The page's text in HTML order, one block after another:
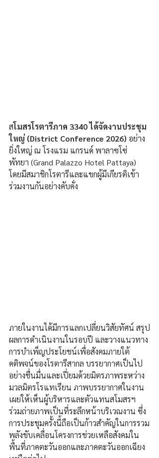
​สโมสรโรตารีภาค 3340 ได้จัดงานประชุม
ใหญ่ (District Conference 2026) อย่าง
ยิ่งใหญ่ ณ โรงแรม แกรนด์ พาลาซโซ่
พัทยา (Grand Palazzo Hotel Pattaya)
โดยมีสมาชิกโรตารีและแขกผู้มีเกียรติเข้า
ร่วมงานกันอย่างคับคั่ง
​ภายในงานได้มีการแลกเปลี่ยนวิสัยทัศน์ สรุป
ผลการดำเนินงานในรอบปี และวางแนวทาง
การบำเพ็ญประโยชน์เพื่อสังคมภายใต้
คติพจน์ของโรตารีสากล บรรยากาศเป็นไป
อย่างชื่นมื่นและเปี่ยมด้วยมิตรภาพระหว่าง
มวลมิตรโรแทเรียน ​ภาพบรรยากาศในงาน
เผยให้เห็นผู้บริหารและตัวแทนสโมสรฯ
ร่วมถ่ายภาพเป็นที่ระลึกหน้าบริเวณงาน ซึ่ง
การประชุมครั้งนี้ถือเป็นก้าวสำคัญในการรวม
พลังขับเคลื่อนโครงการช่วยเหลือสังคมใน
พื้นที่ภาคตะวันออกและภาคตะวันออกเฉียง